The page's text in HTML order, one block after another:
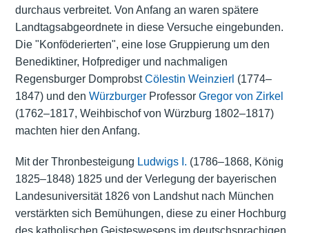
durchaus verbreitet. Von Anfang an waren spätere
Landtagsabgeordnete in diese Versuche eingebunden.
Die "Konföderierten", eine lose Gruppierung um den
Benediktiner, Hofprediger und nachmaligen
Regensburger DomprobstCölestin Weinzierl (1774–
1847) und den WürzburgerProfessor Gregor von Zirkel
(1762–1817, Weihbischof von Würzburg 1802–1817)
machten hier den Anfang.
Mit der Thronbesteigung Ludwigs I. (1786–1868, König
1825–1848) 1825 und der Verlegung der bayerischen
Landesuniversität 1826 von Landshut nach München
verstärkten sich Bemühungen, diese zu einer Hochburg
des katholischen Geisteswesens im deutschsprachigen